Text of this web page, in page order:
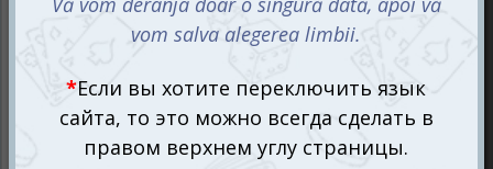
поддержу!
Самые простые правила игры Экивоки. Для друзей,
участников включить всю свою харизму, фантазию и
талант, чтобы вдоволь развлечься.